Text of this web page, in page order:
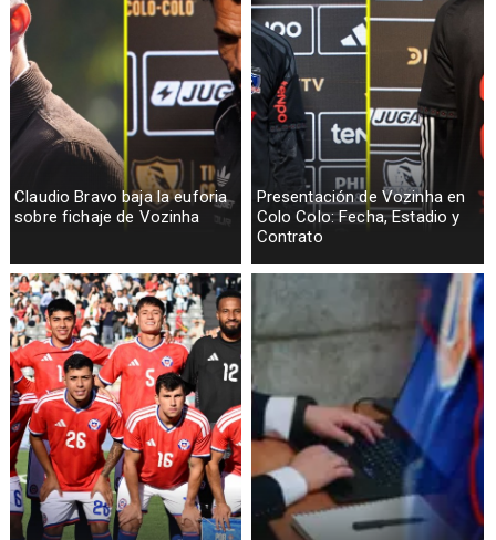
Claudio Bravo baja la euforia
sobre fichaje de Vozinha
Presentación de Vozinha en
Colo Colo: Fecha, Estadio y
Contrato